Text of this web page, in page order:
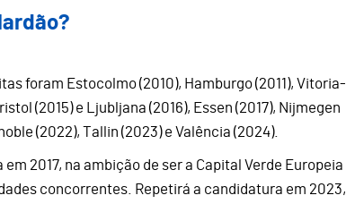
foram Estocolmo (2010), Hamburgo (2011), Vitoria-
(2015) e Ljubljana (2016), Essen (2017), Nijmegen
(2022), Tallin (2023) e Valência (2024).
2017, na ambição de ser a Capital Verde Europeia
concorrentes. Repetirá a candidatura em 2023,